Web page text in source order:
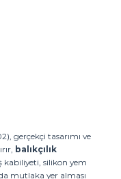
gerçekçi tasarımı ve
balıkçılık
kabiliyeti, silikon yem
mutlaka yer alması